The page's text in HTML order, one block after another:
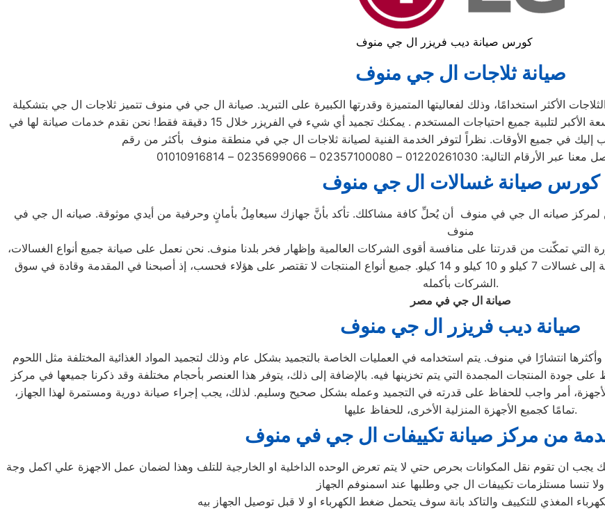
كورس صيانة ديب فريزر ال جي منوف
صيانة ثلاجات ال جي منوف
الأكثر استخدامًا، وذلك لفعاليتها المتميزة وقدرتها الكبيرة على التبريد. صيانة ال جي في منوف تتميز ثلاجات ال جي بتشكيلة
متنوعة من الأحجام، حيث تتوفر الصغيرة ذات السعة الكبيرة ذات السعة الأكبر لتلبية جميع احتياجات المستخدم . يمكنك تجميد أي شيء في الفريزر خلال 15 دقيقة فقط! نحن نقدم خدمات صيانة لها في
كورس صيانة غسالات ال جي منوف
لمركز صيانه ال جي في منوف أن يُحلِّ كافة مشاكلك. تأكد بأنَّ جهازك سيعامِلُ بأمانٍ وحرفية من أيدي موثوقة. صيانه ال جي في
منوف
التي تمكّنت من قدرتنا على منافسة أقوى الشركات العالمية وإظهار فخر بلدنا منوف. نحن نعمل على صيانة جميع أنواع الغسالات،
بما في ذلك الأتوماتيكية والتحميل الأمامي والتحميل العلوي، بالإضافة إلى غسالات 7 كيلو و 10 كيلو و 14 كيلو. جميع أنواع المنتجات لا تقتصر على هؤلاء فحسب، إذ أصبحنا في المقدمة وقادة في سوق
الشركات بأكمله.
صيانة ال جي في مصر
صيانة ديب فريزر ال جي منوف
انتشارًا في منوف. يتم استخدامه في العمليات الخاصة بالتجميد بشكل عام وذلك لتجميد المواد الغذائية المختلفة مثل اللحوم
على جودة المنتجات المجمدة التي يتم تخزينها فيه. بالإضافة إلى ذلك، يتوفر هذا العنصر بأحجام مختلفة وقد ذكرنا جميعها في مركز
أمر واجب للحفاظ على قدرته في التجميد وعمله بشكل صحيح وسليم. لذلك، يجب إجراء صيانة دورية ومستمرة لهذا الجهاز،
تمامًا كجميع الأجهزة المنزلية الأخرى، للحفاظ عليها.
من مركز صيانة تكييفات ال جي في منوف
ان تقوم نقل المكوانات بحرص حتي لا يتم تعرض الوحده الداخلية او الخارجية للتلف وهذا لضمان عمل الاجهزة علي اكمل وجة
ولا تنسا مستلزمات تكييفات ال جي وطلبها عند اسمنوفم الجهاز
المغذي للتكييف والتاكد بانة سوف يتحمل ضغط الكهرباء او لا قبل توصيل الجهاز بيه